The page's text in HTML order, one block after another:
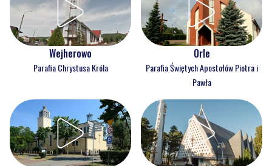
Wejherowo
Parafia Chrystusa Króla
Orle
Parafia Świętych Apostołów Piotra i
Pawła